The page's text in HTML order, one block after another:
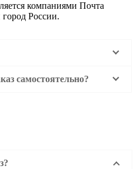
компаниями Почта
России.
самостоятельно?